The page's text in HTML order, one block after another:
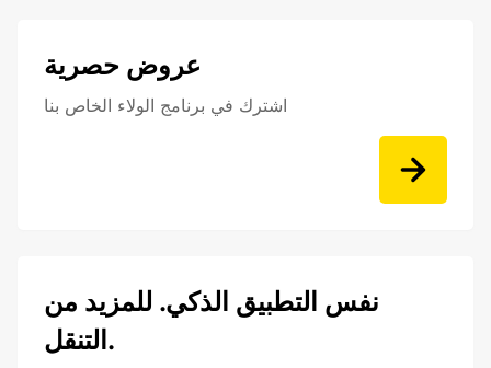
عروض حصرية
اشترك في برنامج الولاء الخاص بنا
نفس التطبيق الذكي. للمزيد من
التنقل.